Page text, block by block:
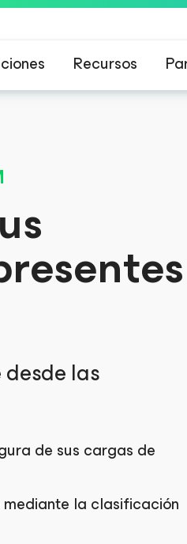
Recursos
para los clientes
las
de sus cargas de
la clasificación